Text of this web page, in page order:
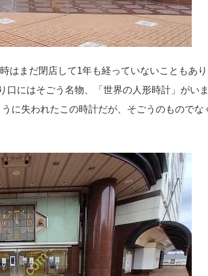
はまだ閉店して1年も経っていないこともあり
にはそごう名物、「世界の人形時計」がい
に失われたこの時計だが、そごうのものでな